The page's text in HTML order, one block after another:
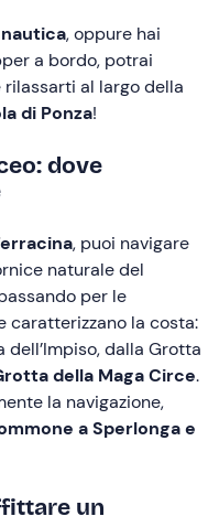
, oppure hai
a bordo, potrai
rilassarti al largo della
di Ponza!
dove
, puoi navigare
naturale del
per le
caratterizzano la costa:
dell’Impiso, dalla Grotta
della Maga Circe.
la navigazione,
a Sperlonga e
un